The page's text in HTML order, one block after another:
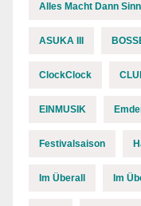
Alles Macht Dann Sinn
ASUKA III
ClockClock
EINMUSIK
Festivalsaison
Im Überall Im